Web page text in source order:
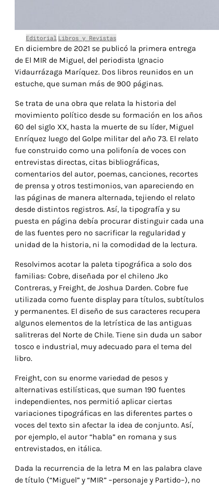
Editorial Libros y Revistas
En diciembre de 2021 se publicó la primera entrega
de El MIR de Miguel, del periodista Ignacio
Vidaurrázaga Maríquez. Dos libros reunidos en un
estuche, que suman más de 900 páginas.
Se trata de una obra que relata la historia del
movimiento político desde su formación en los años
60 del siglo XX, hasta la muerte de su líder, Miguel
Enríquez luego del Golpe militar del año 73. El relato
fue construido como una polifonía de voces con
entrevistas directas, citas bibliográficas,
comentarios del autor, poemas, canciones, recortes
de prensa y otros testimonios, van apareciendo en
las páginas de manera alternada, tejiendo el relato
desde distintos registros. Así, la tipografía y su
puesta en página debía procurar distinguir cada una
de las fuentes pero no sacrificar la regularidad y
unidad de la historia, ni la comodidad de la lectura.
Resolvimos acotar la paleta tipográfica a solo dos
familias: Cobre, diseñada por el chileno Jko
Contreras, y Freight, de Joshua Darden. Cobre fue
utilizada como fuente display para títulos, subtítulos
y permanentes. El diseño de sus caracteres recupera
algunos elementos de la letrística de las antiguas
salitreras del Norte de Chile. Tiene sin duda un sabor
tosco e industrial, muy adecuado para el tema del
libro.
Freight, con su enorme variedad de pesos y
alternativas estilísticas, que suman 190 fuentes
independientes, nos permitió aplicar ciertas
variaciones tipográficas en las diferentes partes o
voces del texto sin afectar la idea de conjunto. Así,
por ejemplo, el autor “habla” en romana y sus
entrevistados, en itálica.
Dada la recurrencia de la letra M en las palabra clave
de título (“Miguel” y “MIR” –personaje y Partido–), no